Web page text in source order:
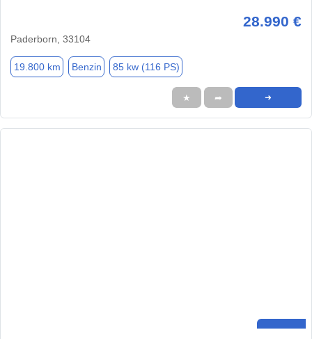
28.990 €
Paderborn, 33104
19.800 km Benzin 85 kw (116 PS)
★ ➦ ➜